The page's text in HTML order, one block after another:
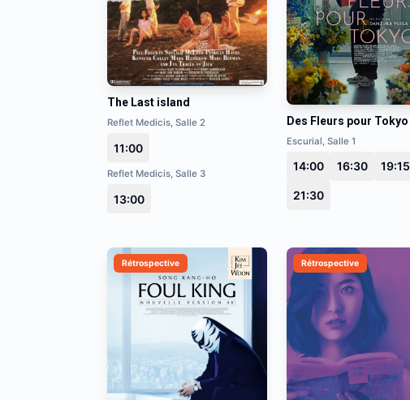
The Last island
Reflet Medicis, Salle 2
11:00
Reflet Medicis, Salle 3
13:00
Des Fleurs pour Tokyo
Escurial, Salle 1
14:00 16:30 19:15
21:30
Rétrospective Rétrospective